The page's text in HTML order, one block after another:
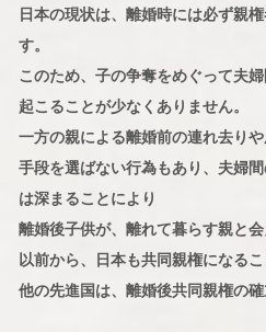
日本の現状は、離婚時には必ず親
す。
このため、子の争奪をめぐって夫
起こることが少なくありません。
一方の親による離婚前の連れ去り
手段を選ばない行為もあり、夫婦
は深まることにより
離婚後子供が、離れて暮らす親と
以前から、日本も共同親権になるこ
他の先進国は、離婚後共同親権の確